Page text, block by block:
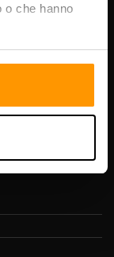
o che hanno